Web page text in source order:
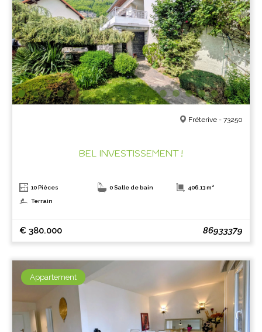
Fréterive - 73250
BEL INVESTISSEMENT !
10 Pièces 0 Salle de bain 406.13 m²
Terrain
€ 380.000 86933379
Appartement